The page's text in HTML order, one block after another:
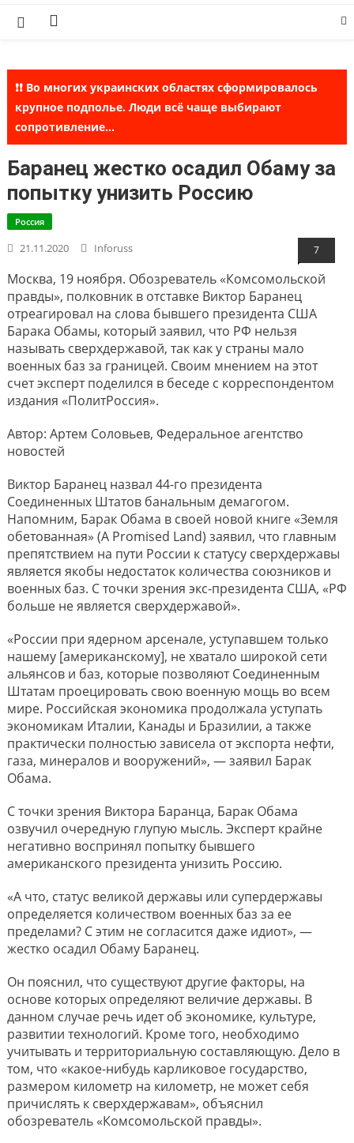
❗❗ Во многих украинских областях сформировалось
крупное подполье. Люди всё чаще выбирают
сопротивление...
Баранец жестко осадил Обаму за
попытку унизить Россию
Россия
21.11.2020 Inforuss 7
Москва, 19 ноября. Обозреватель «Комсомольской
правды», полковник в отставке Виктор Баранец
отреагировал на слова бывшего президента США
Барака Обамы, который заявил, что РФ нельзя
называть сверхдержавой, так как у страны мало
военных баз за границей. Своим мнением на этот
счет эксперт поделился в беседе с корреспондентом
издания «ПолитРоссия».
Автор: Артем Соловьев, Федеральное агентство
новостей
Виктор Баранец назвал 44-го президента
Соединенных Штатов банальным демагогом.
Напомним, Барак Обама в своей новой книге «Земля
обетованная» (A Promised Land) заявил, что главным
препятствием на пути России к статусу сверхдержавы
является якобы недостаток количества союзников и
военных баз. С точки зрения экс-президента США, «РФ
больше не является сверхдержавой».
«России при ядерном арсенале, уступавшем только
нашему [американскому], не хватало широкой сети
альянсов и баз, которые позволяют Соединенным
Штатам проецировать свою военную мощь во всем
мире. Российская экономика продолжала уступать
экономикам Италии, Канады и Бразилии, а также
практически полностью зависела от экспорта нефти,
газа, минералов и вооружений», — заявил Барак
Обама.
С точки зрения Виктора Баранца, Барак Обама
озвучил очередную глупую мысль. Эксперт крайне
негативно воспринял попытку бывшего
американского президента унизить Россию.
«А что, статус великой державы или супердержавы
определяется количеством военных баз за ее
пределами? С этим не согласится даже идиот», —
жестко осадил Обаму Баранец.
Он пояснил, что существуют другие факторы, на
основе которых определяют величие державы. В
данном случае речь идет об экономике, культуре,
развитии технологий. Кроме того, необходимо
учитывать и территориальную составляющую. Дело в
том, что «какое-нибудь карликовое государство,
размером километр на километр, не может себя
причислять к сверхдержавам», объяснил
обозреватель «Комсомольской правды».